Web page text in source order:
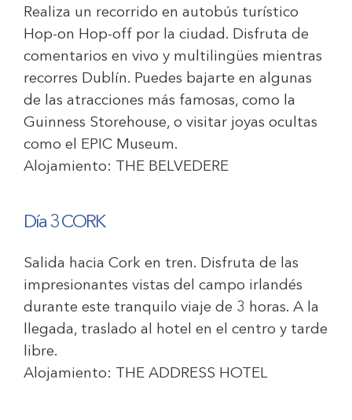
Realiza un recorrido en autobús turístico
Hop-on Hop-off por la ciudad. Disfruta de
comentarios en vivo y multilingües mientras
recorres Dublín. Puedes bajarte en algunas
de las atracciones más famosas, como la
Guinness Storehouse, o visitar joyas ocultas
como el EPIC Museum.
Alojamiento:
THE BELVEDERE
Día 3 CORK
Salida hacia Cork en tren. Disfruta de las
impresionantes vistas del campo irlandés
durante este tranquilo viaje de 3 horas. A la
llegada, traslado al hotel en el centro y tarde
libre.
Alojamiento:
THE ADDRESS HOTEL